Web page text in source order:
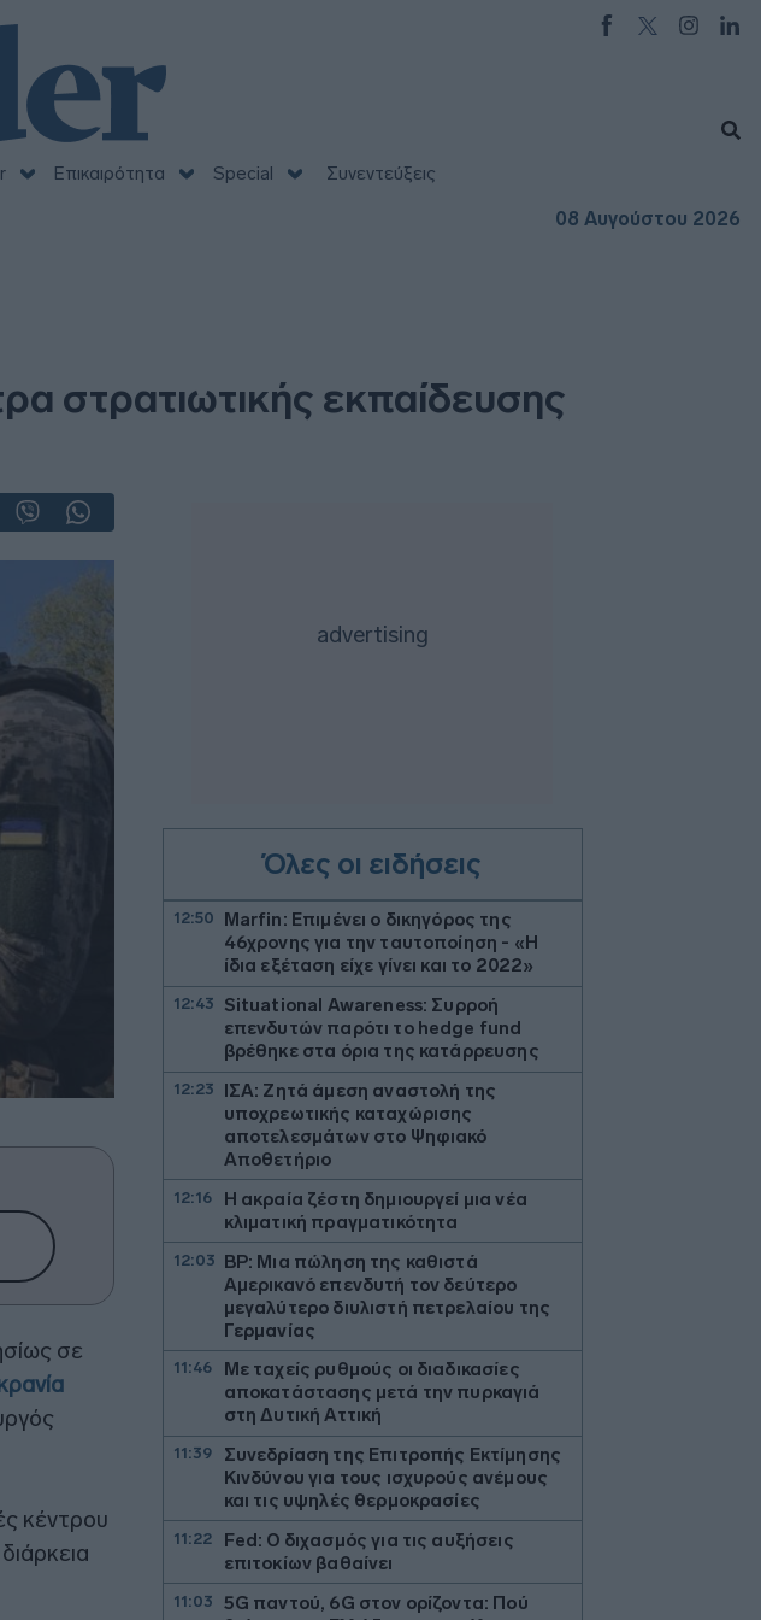
Επικαιρότητα Special
Συνεντεύξεις
08 Αυγούστου 2026
στρατιωτικής εκπαίδευσης
σε
κέντρου
Όλες οι ειδήσεις
12:50
Marfin: Επιμένει ο δικηγόρος της
46χρονης για την ταυτοποίηση - «Η
ίδια εξέταση είχε γίνει και το 2022»
12:43
Situational Awareness: Συρροή
επενδυτών παρότι το hedge fund
βρέθηκε στα όρια της κατάρρευσης
12:23
ΙΣΑ: Ζητά άμεση αναστολή της
υποχρεωτικής καταχώρισης
αποτελεσμάτων στο Ψηφιακό
Αποθετήριο
12:16
Η ακραία ζέστη δημιουργεί μια νέα
κλιματική πραγματικότητα
12:03 BP: Μια πώληση της καθιστά
Αμερικανό επενδυτή τον δεύτερο
μεγαλύτερο διυλιστή πετρελαίου της
Γερμανίας
11:46
Με ταχείς ρυθμούς οι διαδικασίες
αποκατάστασης μετά την πυρκαγιά
στη Δυτική Αττική
11:39
Συνεδρίαση της Επιτροπής Εκτίμησης
Κινδύνου για τους ισχυρούς ανέμους
και τις υψηλές θερμοκρασίες
11:22
Fed: Ο διχασμός για τις αυξήσεις
επιτοκίων βαθαίνει
11:03
5G παντού, 6G στον ορίζοντα: Πού